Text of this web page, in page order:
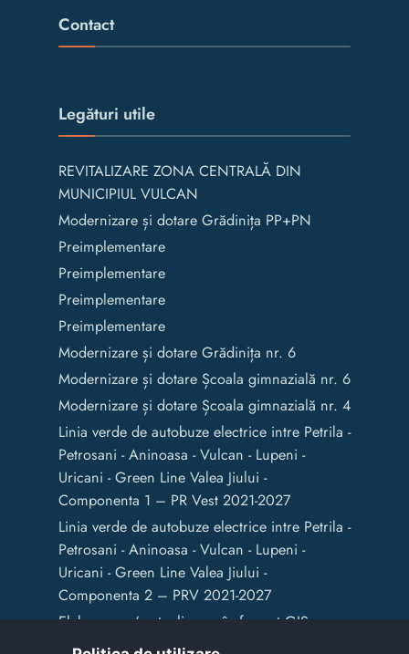
Contact
Legături utile
REVITALIZARE ZONA CENTRALĂ DIN
MUNICIPIUL VULCAN
Modernizare și dotare Grădinița PP+PN
Preimplementare
Preimplementare
Preimplementare
Preimplementare
Modernizare și dotare Grădinița nr. 6
Modernizare și dotare Școala gimnazială nr. 6
Modernizare și dotare Școala gimnazială nr. 4
Linia verde de autobuze electrice intre Petrila -
Petrosani - Aninoasa - Vulcan - Lupeni -
Uricani - Green Line Valea Jiului -
Componenta 1 – PR Vest 2021-2027
Linia verde de autobuze electrice intre Petrila -
Petrosani - Aninoasa - Vulcan - Lupeni -
Uricani - Green Line Valea Jiului -
Componenta 2 – PRV 2021-2027
Elaborarea / actualizarea în format GIS a
documentelor de amenajare a teritoriului și